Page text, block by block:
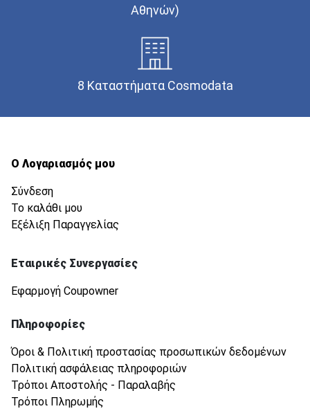
Αθηνών)
8 Καταστήματα Cosmodata
Ο Λογαριασμός μου
Σύνδεση
Το καλάθι μου
Εξέλιξη Παραγγελίας
Εταιρικές Συνεργασίες
Εφαρμογή Coupowner
Πληροφορίες
Όροι & Πολιτική προστασίας προσωπικών δεδομένων
Πολιτική ασφάλειας πληροφοριών
Τρόποι Αποστολής - Παραλαβής
Τρόποι Πληρωμής